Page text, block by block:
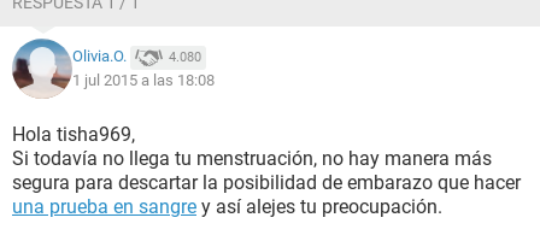
Olivia.O. 4.080
1 jul 2015 a las 18:08
Hola tisha969,
Si todavía no llega tu menstruación, no hay manera más
segura para descartar la posibilidad de embarazo que hacer
una prueba en sangre y así alejes tu preocupación.